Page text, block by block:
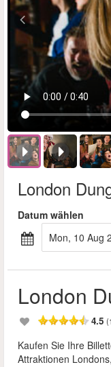
London
Datum wählen
Mon, 10 Aug
London
4.5
Kaufen Sie Ihre
Attraktionen